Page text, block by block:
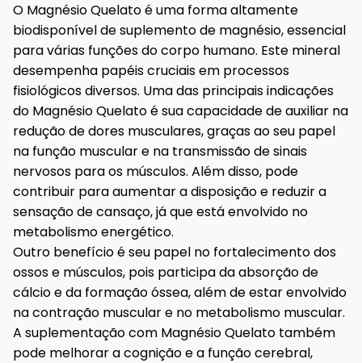
O Magnésio Quelato é uma forma altamente
biodisponível de suplemento de magnésio, essencial
para várias funções do corpo humano. Este mineral
desempenha papéis cruciais em processos
fisiológicos diversos. Uma das principais indicações
do Magnésio Quelato é sua capacidade de auxiliar na
redução de dores musculares, graças ao seu papel
na função muscular e na transmissão de sinais
nervosos para os músculos. Além disso, pode
contribuir para aumentar a disposição e reduzir a
sensação de cansaço, já que está envolvido no
metabolismo energético.
Outro benefício é seu papel no fortalecimento dos
ossos e músculos, pois participa da absorção de
cálcio e da formação óssea, além de estar envolvido
na contração muscular e no metabolismo muscular.
A suplementação com Magnésio Quelato também
pode melhorar a cognição e a função cerebral,